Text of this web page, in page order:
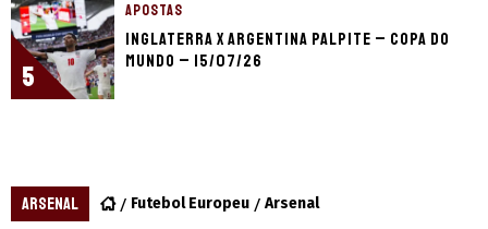
5
APOSTAS
Inglaterra x Argentina palpite – Copa do
Mundo – 15/07/26
ARSENAL Futebol Europeu Arsenal